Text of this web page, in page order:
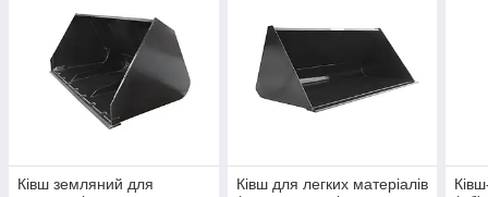
Ківш земляний для
Ківш для легких матеріалів